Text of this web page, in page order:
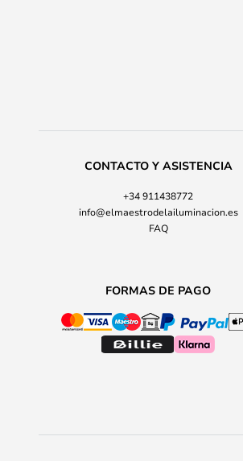
CONTACTO Y ASISTENCIA
+34 911438772
info@elmaestrodelailuminacion.es
FAQ
FORMAS DE PAGO